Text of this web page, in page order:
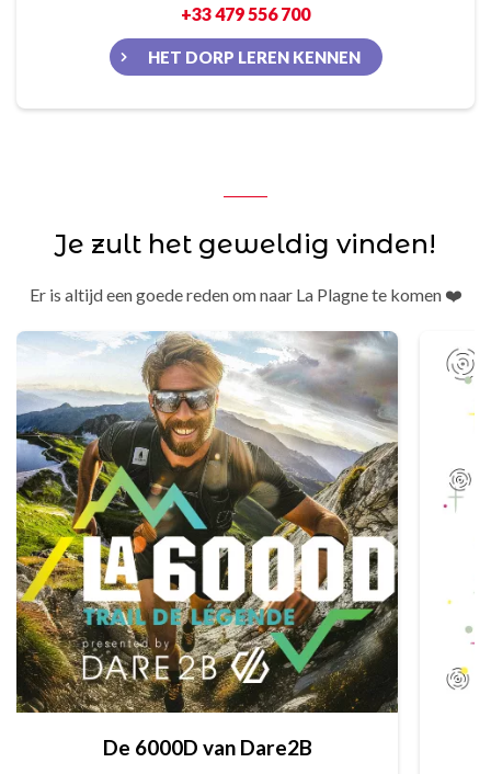
+33 479 556 700
HET DORP LEREN KENNEN
Je zult het geweldig vinden!
Er is altijd een goede reden om naar La Plagne te komen ❤️
De 6000D van Dare2B